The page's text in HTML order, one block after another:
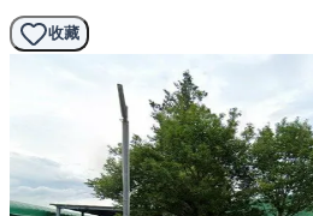
收藏